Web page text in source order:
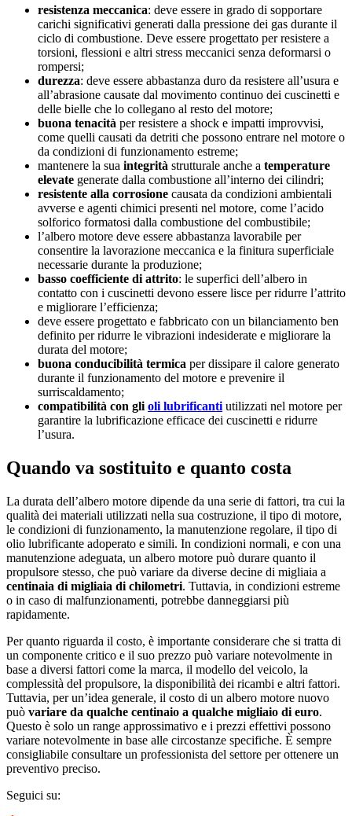
resistenza meccanica: deve essere in grado di sopportare
carichi significativi generati dalla pressione dei gas durante il
ciclo di combustione. Deve essere progettato per resistere a
torsioni, flessioni e altri stress meccanici senza deformarsi o
rompersi;
durezza: deve essere abbastanza duro da resistere all’usura e
all’abrasione causate dal movimento continuo dei cuscinetti e
delle bielle che lo collegano al resto del motore;
buona tenacità per resistere a shock e impatti improvvisi,
come quelli causati da detriti che possono entrare nel motore o
da condizioni di funzionamento estreme;
mantenere la sua integrità strutturale anche a temperature
elevate generate dalla combustione all’interno dei cilindri;
resistente alla corrosione causata da condizioni ambientali
avverse e agenti chimici presenti nel motore, come l’acido
solforico formatosi dalla combustione del combustibile;
l’albero motore deve essere abbastanza lavorabile per
consentire la lavorazione meccanica e la finitura superficiale
necessarie durante la produzione;
basso coefficiente di attrito: le superfici dell’albero in
contatto con i cuscinetti devono essere lisce per ridurre l’attrito
e migliorare l’efficienza;
deve essere progettato e fabbricato con un bilanciamento ben
definito per ridurre le vibrazioni indesiderate e migliorare la
durata del motore;
buona conducibilità termica per dissipare il calore generato
durante il funzionamento del motore e prevenire il
surriscaldamento;
compatibilità con glioli lubrificantiutilizzati nel motore per
garantire la lubrificazione efficace dei cuscinetti e ridurre
l’usura.
Quando va sostituito e quanto costa
La durata dell’albero motore dipende da una serie di fattori, tra cui la
qualità dei materiali utilizzati nella sua costruzione, il tipo di motore,
le condizioni di funzionamento, la manutenzione regolare, il tipo di
olio lubrificante adoperato e simili. In condizioni normali, e con una
manutenzione adeguata, un albero motore può durare quanto il
propulsore stesso, che può variare da diverse decine di migliaia a
centinaia di migliaia di chilometri. Tuttavia, in condizioni estreme
o in caso di malfunzionamenti, potrebbe danneggiarsi più
rapidamente.
Per quanto riguarda il costo, è importante considerare che si tratta di
un componente critico e il suo prezzo può variare notevolmente in
base a diversi fattori come la marca, il modello del veicolo, la
complessità del propulsore, la disponibilità dei ricambi e altri fattori.
Tuttavia, per un’idea generale, il costo di un albero motore nuovo
può variare da qualche centinaio a qualche migliaio di euro.
Questo è solo un range approssimativo e i prezzi effettivi possono
variare notevolmente in base alle circostanze specifiche. È sempre
consigliabile consultare un professionista del settore per ottenere un
preventivo preciso.
Seguici su: